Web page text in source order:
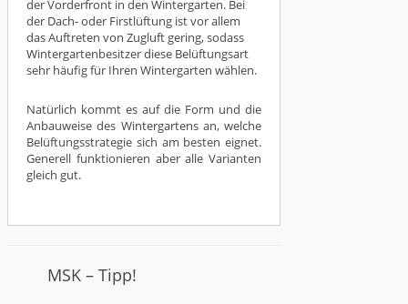
der Vorderfront in den Wintergarten. Bei
der Dach- oder Firstlüftung ist vor allem
das Auftreten von Zugluft gering, sodass
Wintergartenbesitzer diese Belüftungsart
sehr häufig für Ihren Wintergarten wählen.
Natürlich kommt es auf die Form und die
Anbauweise des Wintergartens an, welche
Belüftungsstrategie sich am besten eignet.
Generell funktionieren aber alle Varianten
gleich gut.
MSK – Tipp!